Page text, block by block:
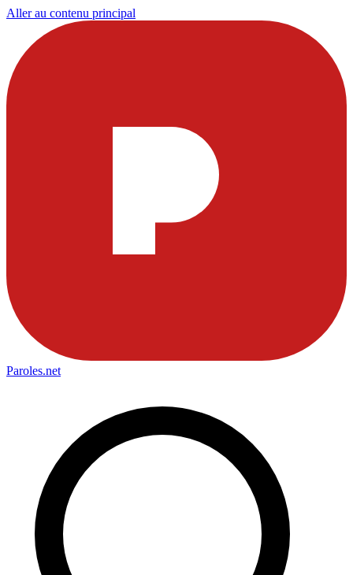
Aller au contenu principal
Paroles.net